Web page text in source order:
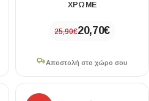
ΧΡΩΜΕ
25,90€20,70€
Αποστολή στο χώρο σου